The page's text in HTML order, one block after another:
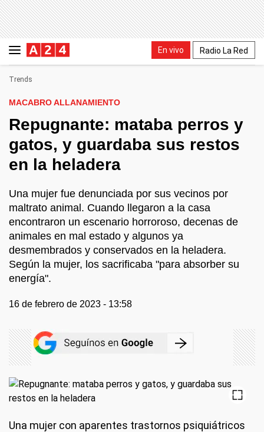
En vivo Radio La Red
Trends
MACABRO ALLANAMIENTO
Repugnante: mataba perros y
gatos, y guardaba sus restos
en la heladera
Una mujer fue denunciada por sus vecinos por
maltrato animal. Cuando llegaron a la casa
encontraron un escenario horroroso, decenas de
animales en mal estado y algunos ya
desmembrados y conservados en la heladera.
Según la mujer, los sacrificaba "para absorber su
energía".
16 de febrero de 2023 - 13:58
Una mujer con aparentes trastornos psiquiátricos